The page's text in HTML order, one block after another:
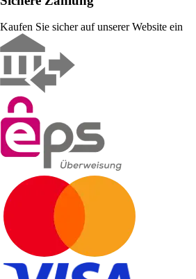
Kaufen Sie sicher auf unserer Website ein